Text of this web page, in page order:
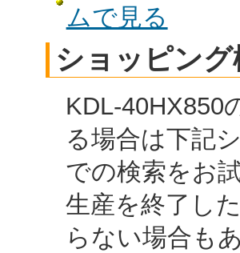
ムで見る
ショッピング
KDL-40HX850
る場合は下記
での検索をお
生産を終了し
らない場合も